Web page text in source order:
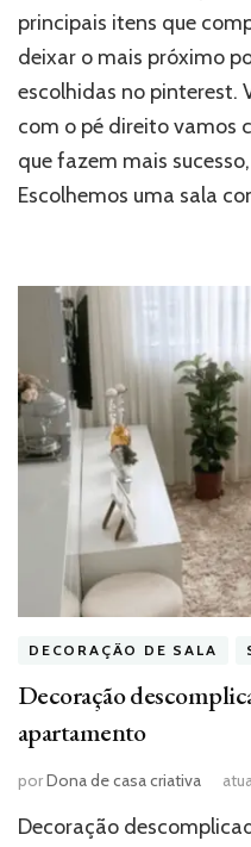
principais itens que
deixar o mais próximo
escolhidas no pinterest.
com o pé direito vamos
que fazem mais
Escolhemos uma sala
DECORAÇÃO DE SALA
Decoração
apartamento
porDona de casa criativa
Decoração